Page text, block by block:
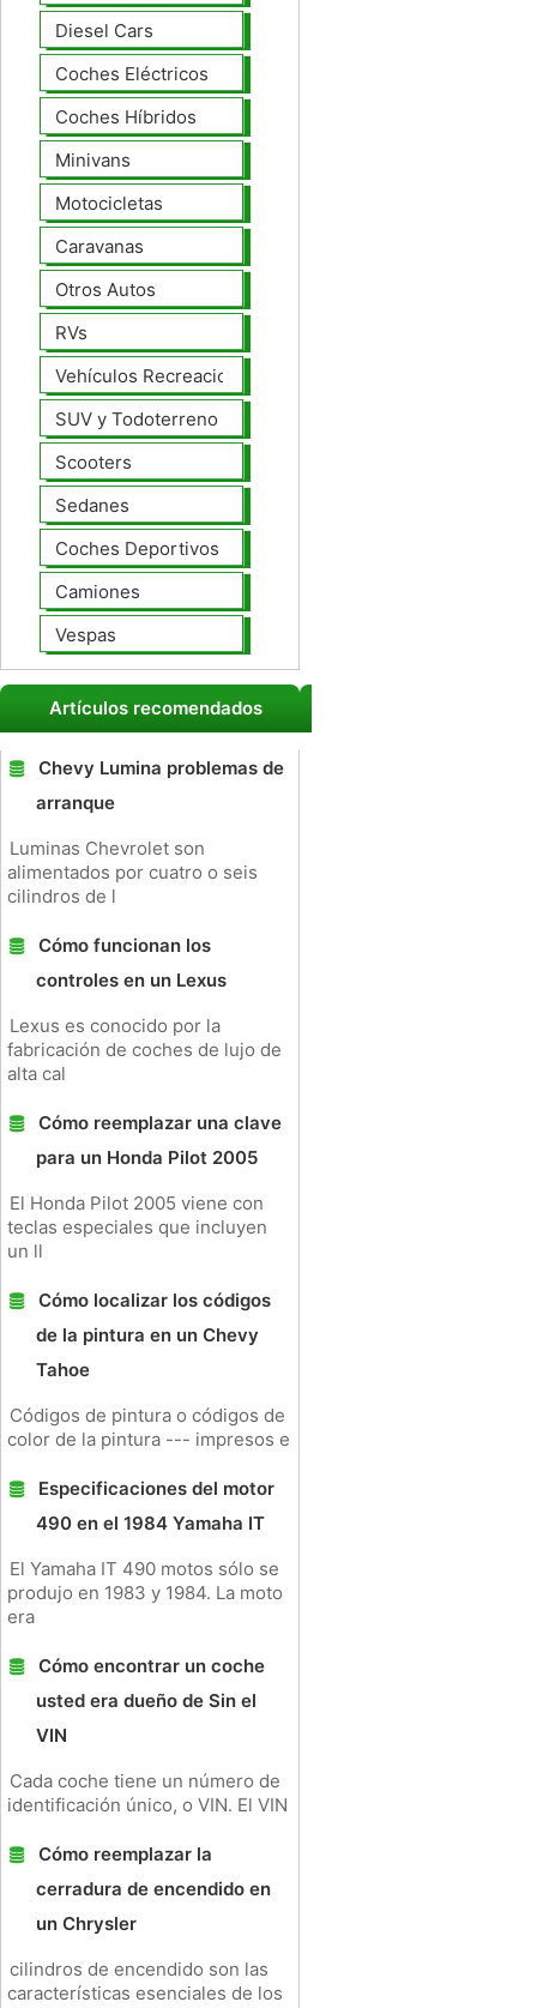
Diesel Cars
Coches Eléctricos
Coches Híbridos
Minivans
Motocicletas
Caravanas
Otros Autos
RVs
Vehículos Recreacionales
SUV y Todoterreno
Scooters
Sedanes
Coches Deportivos
Camiones
Vespas
Artículos recomendados
Chevy Lumina problemas de
arranque
Luminas Chevrolet son
alimentados por cuatro o seis
cilindros de l
Cómo funcionan los
controles en un Lexus
Lexus es conocido por la
fabricación de coches de lujo de
alta cal
Cómo reemplazar una clave
para un Honda Pilot 2005
El Honda Pilot 2005 viene con
teclas especiales que incluyen
un ll
Cómo localizar los códigos
de la pintura en un Chevy
Tahoe
Códigos de pintura o códigos de
color de la pintura --- impresos e
Especificaciones del motor
490 en el 1984 Yamaha IT
El Yamaha IT 490 motos sólo se
produjo en 1983 y 1984. La moto
era
Cómo encontrar un coche
usted era dueño de Sin el
VIN
Cada coche tiene un número de
identificación único, o VIN. El VIN
Cómo reemplazar la
cerradura de encendido en
un Chrysler
cilindros de encendido son las
características esenciales de los